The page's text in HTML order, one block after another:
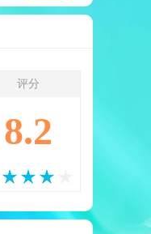
评分
8.2